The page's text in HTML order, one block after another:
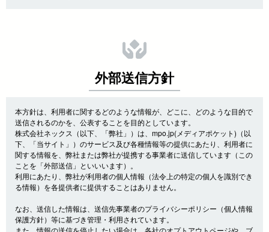
外部送信方針
本方針は、利用者に関するどのような情報が、どこに、どのような目的で
送信されるのかを、公表することを目的としています。
株式会社ネックス（以下、「弊社」）は、mpo.jp(メディアポケット)（以
下、「当サイト」）のサービス及び各種情報等の提供にあたり、利用者に
関する情報を、弊社または弊社が提携する事業者に送信しています（この
ことを「外部送信」といいいます）。
利用にあたり、弊社が利用者の個人情報（法令上の特定の個人を識別でき
る情報）を各提供者に提供することはありません。
なお、送信した情報は、送信先事業者のプライバシーポリシー（個人情報
保護方針）等に基づき管理・利用されています。
また、情報の送信を停止したい場合は、各社のオプトアウトページや、ブ